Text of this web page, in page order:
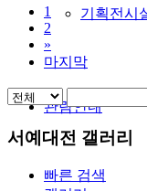
기획전시
관람안내
1
2
»
마지막
서예대전 갤러리
빠른 검색